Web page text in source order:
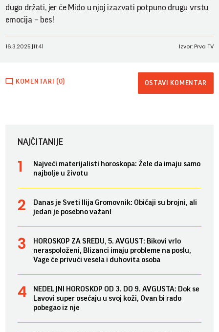
dugo držati, jer će Mido u njoj izazvati potpuno drugu vrstu
emocija – bes!
16.3.2025.|11:41 Izvor: Prva TV
KOMENTARI (0) OSTAVI KOMENTAR
NAJČITANIJE
Najveći materijalisti horoskopa: Žele da imaju samo
najbolje u životu
Danas je Sveti Ilija Gromovnik: Običaji su brojni, ali
jedan je posebno važan!
HOROSKOP ZA SREDU, 5. AVGUST: Bikovi vrlo
neraspoloženi, Blizanci imaju probleme na poslu,
Vage će privući vesela i duhovita osoba
NEDELJNI HOROSKOP OD 3. DO 9. AVGUSTA: Dok se
Lavovi super osećaju u svoj koži, Ovan bi rado
pobegao iz nje